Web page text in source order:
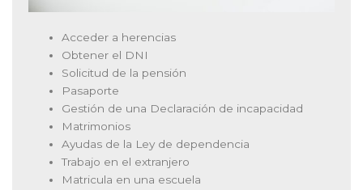
Acceder a herencias
Obtener el DNI
Solicitud de la pensión
Pasaporte
Gestión de una Declaración de incapacidad
Matrimonios
Ayudas de la Ley de dependencia
Trabajo en el extranjero
Matricula en una escuela